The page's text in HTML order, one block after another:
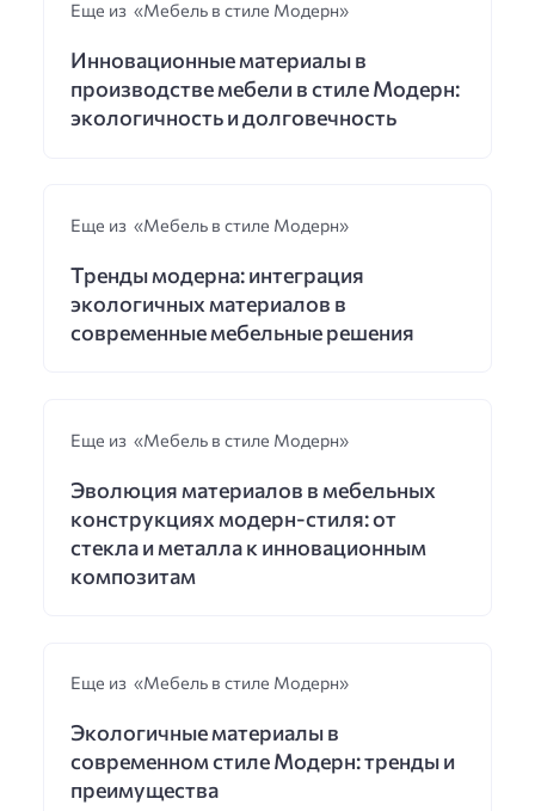
Еще из «Мебель в стиле Модерн»
Инновационные материалы в
производстве мебели в стиле Модерн:
экологичность и долговечность
Еще из «Мебель в стиле Модерн»
Тренды модерна: интеграция
экологичных материалов в
современные мебельные решения
Еще из «Мебель в стиле Модерн»
Эволюция материалов в мебельных
конструкциях модерн-стиля: от
стекла и металла к инновационным
композитам
Еще из «Мебель в стиле Модерн»
Экологичные материалы в
современном стиле Модерн: тренды и
преимущества